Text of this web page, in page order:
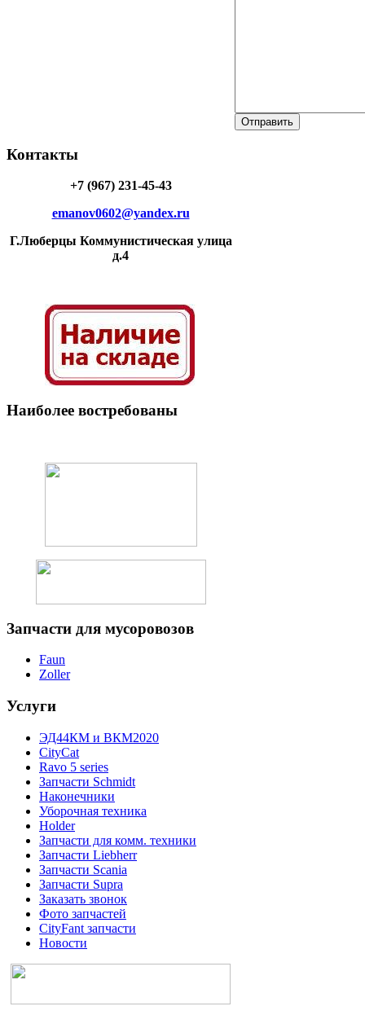
Контакты
+7 (967) 231-45-43
emanov0602@yandex.ru
Г.Люберцы Коммунистическая улица
д.4
Наиболее востребованы
Запчасти для мусоровозов
Faun
Zoller
Услуги
ЭД44КМ и ВКМ2020
CityCat
Ravo 5 series
Запчасти Schmidt
Наконечники
Уборочная техника
Holder
Запчасти для комм. техники
Запчасти Liebherr
Запчасти Scania
Запчасти Supra
Заказать звонок
Фото запчастей
CityFant запчасти
Новости